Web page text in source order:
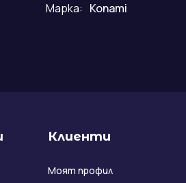
Марка: Konami
Клиенти
Моят профил